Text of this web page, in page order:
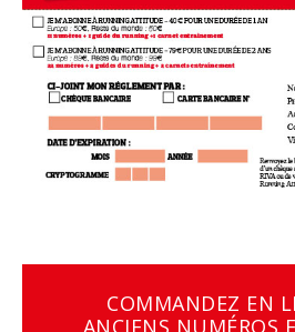
COMMANDEZ EN
ANCIENS NUMÉROS